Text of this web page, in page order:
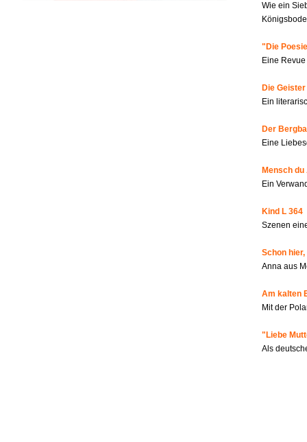
Wie ein
"Die
Eine
Die
Ein
Der
Eine
Mensch du
Ein
Kind L 364
Szenen
Schon
Anna aus
Am kalten
Mit der
"Liebe
Als